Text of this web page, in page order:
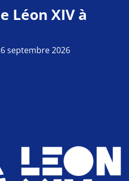
Léon XIV à
septembre 2026